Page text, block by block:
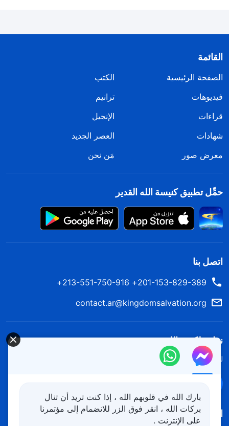
القائمة
الصفحة الرئيسية
الكتب
فيديوهات
ترانيم
قراءات
الإنجيل
شهادات
العصر الجديد
معرض صور
مَن نحن
حمِّل تطبيق كنيسة الله القدير
اتصل بنا
201-153-829-389+ 213-551-750-916+
contact.ar@kingdomsalvation.org
نزل ملكوت الله.
لقد نزلت المملكة بالفعل إلى الأرض! هل تريد دخوله؟
بارك الله في قلوبهم الله ، إذا كنت تريد أن تنال
بركات الله ، انقر فوق الزر للانضمام إلى مؤتمرنا
على الإنترنت .